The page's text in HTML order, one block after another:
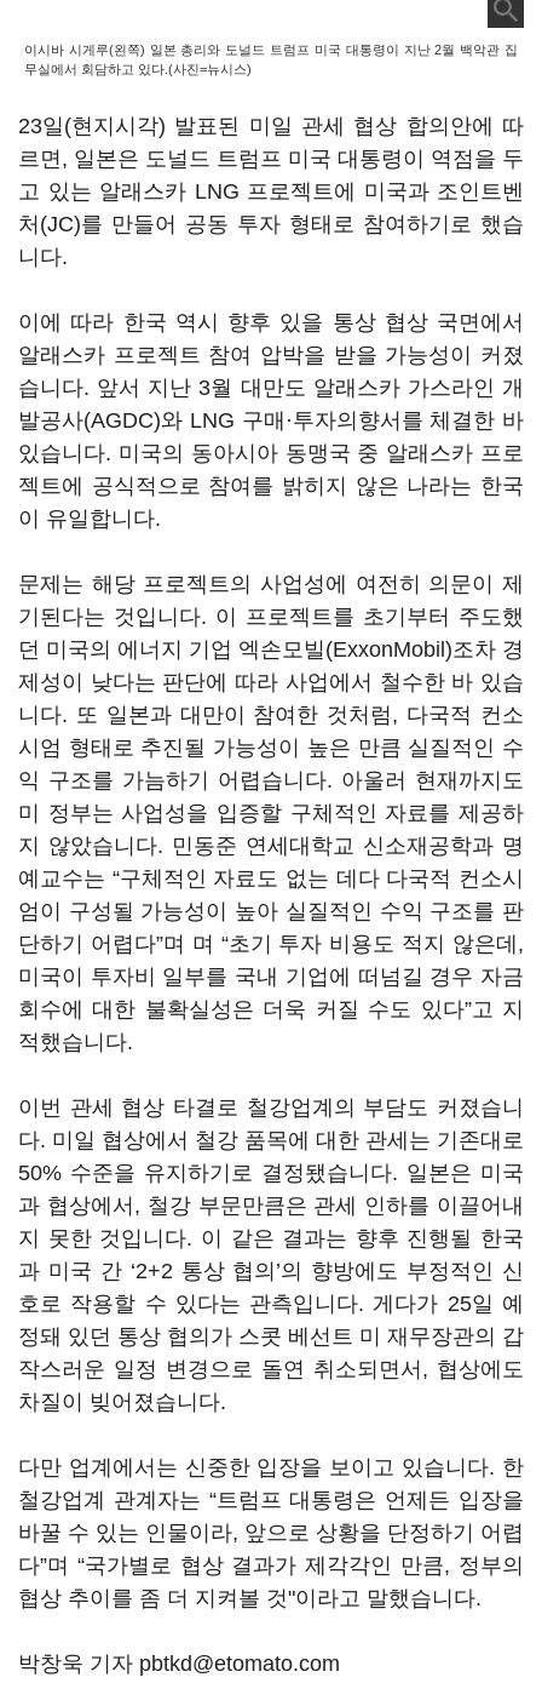
이시바 시게루(왼쪽) 일본 총리와 도널드 트럼프 미국 대통령이 지난 2월 백악관 집
무실에서 회담하고 있다.(사진=뉴시스)
23일(현지시각) 발표된 미일 관세 협상 합의안에 따
르면, 일본은 도널드 트럼프 미국 대통령이 역점을 두
고 있는 알래스카 LNG 프로젝트에 미국과 조인트벤
처(JC)를 만들어 공동 투자 형태로 참여하기로 했습
니다.
이에 따라 한국 역시 향후 있을 통상 협상 국면에서
알래스카 프로젝트 참여 압박을 받을 가능성이 커졌
습니다. 앞서 지난 3월 대만도 알래스카 가스라인 개
발공사(AGDC)와 LNG 구매·투자의향서를 체결한 바
있습니다. 미국의 동아시아 동맹국 중 알래스카 프로
젝트에 공식적으로 참여를 밝히지 않은 나라는 한국
이 유일합니다.
문제는 해당 프로젝트의 사업성에 여전히 의문이 제
기된다는 것입니다. 이 프로젝트를 초기부터 주도했
던 미국의 에너지 기업 엑손모빌(ExxonMobil)조차 경
제성이 낮다는 판단에 따라 사업에서 철수한 바 있습
니다. 또 일본과 대만이 참여한 것처럼, 다국적 컨소
시엄 형태로 추진될 가능성이 높은 만큼 실질적인 수
익 구조를 가늠하기 어렵습니다. 아울러 현재까지도
미 정부는 사업성을 입증할 구체적인 자료를 제공하
지 않았습니다. 민동준 연세대학교 신소재공학과 명
예교수는 “구체적인 자료도 없는 데다 다국적 컨소시
엄이 구성될 가능성이 높아 실질적인 수익 구조를 판
단하기 어렵다”며 며 “초기 투자 비용도 적지 않은데,
미국이 투자비 일부를 국내 기업에 떠넘길 경우 자금
회수에 대한 불확실성은 더욱 커질 수도 있다”고 지
적했습니다.
이번 관세 협상 타결로 철강업계의 부담도 커졌습니
다. 미일 협상에서 철강 품목에 대한 관세는 기존대로
50% 수준을 유지하기로 결정됐습니다. 일본은 미국
과 협상에서, 철강 부문만큼은 관세 인하를 이끌어내
지 못한 것입니다. 이 같은 결과는 향후 진행될 한국
과 미국 간 ‘2+2 통상 협의’의 향방에도 부정적인 신
호로 작용할 수 있다는 관측입니다. 게다가 25일 예
정돼 있던 통상 협의가 스콧 베선트 미 재무장관의 갑
작스러운 일정 변경으로 돌연 취소되면서, 협상에도
차질이 빚어졌습니다.
다만 업계에서는 신중한 입장을 보이고 있습니다. 한
철강업계 관계자는 “트럼프 대통령은 언제든 입장을
바꿀 수 있는 인물이라, 앞으로 상황을 단정하기 어렵
다”며 “국가별로 협상 결과가 제각각인 만큼, 정부의
협상 추이를 좀 더 지켜볼 것"이라고 말했습니다.
박창욱 기자 pbtkd@etomato.com